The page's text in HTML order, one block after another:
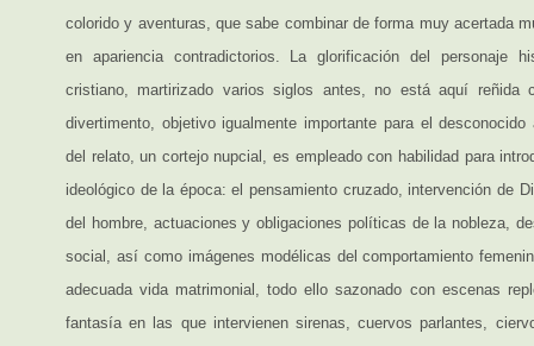
colorido y aventuras, que sabe combinar de forma muy acertada
en apariencia contradictorios. La glorificación del personaje
cristiano, martirizado varios siglos antes, no está aquí reñida
divertimento, objetivo igualmente importante para el
del relato, un cortejo nupcial, es empleado con habilidad para
ideológico de la época: el pensamiento cruzado, intervención de
del hombre, actuaciones y obligaciones políticas de la nobleza,
social, así como imágenes modélicas del comportamiento
adecuada vida matrimonial, todo ello sazonado con escenas
fantasía en las que intervienen sirenas, cuervos parlantes,